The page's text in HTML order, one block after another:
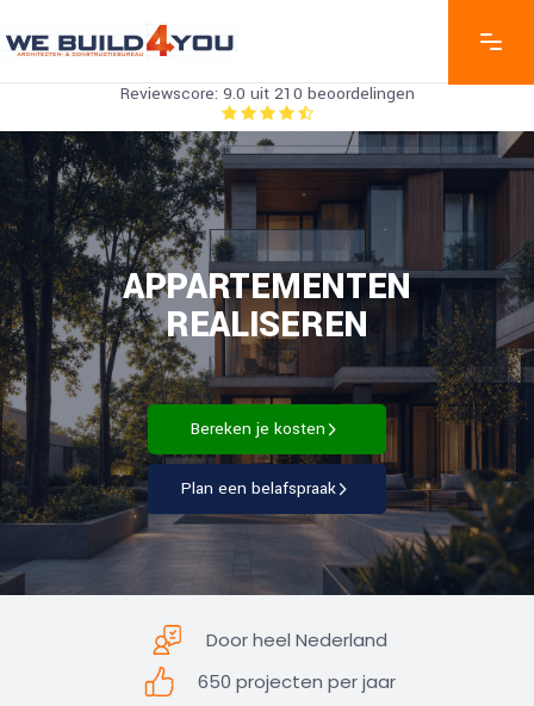
Reviewscore: 9.0 uit 210 beoordelingen
APPARTEMENTEN
REALISEREN
Bereken je kosten
Plan een belafspraak
Door heel Nederland
650 projecten per jaar